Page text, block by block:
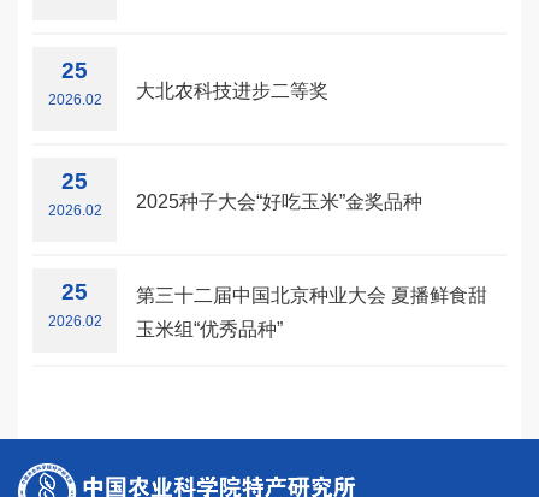
25
2026.02 大北农科技进步二等奖
25
2026.02 2025种子大会“好吃玉米”金奖品种
25
2026.02
第三十二届中国北京种业大会 夏播鲜食甜
玉米组“优秀品种”